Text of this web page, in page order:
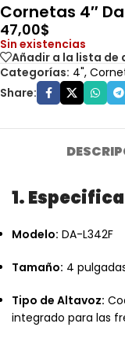
Cornetas 4″
47,00$
Sin existencias
Añadir a la lista de
Categorías: 4",
Share:
1.
Modelo: DA-L342F
Tamaño: 4
Tipo de Altavoz:
integrado para las